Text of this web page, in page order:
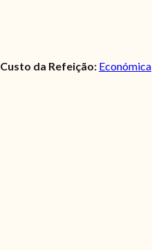
Custo da Refeição: Económica